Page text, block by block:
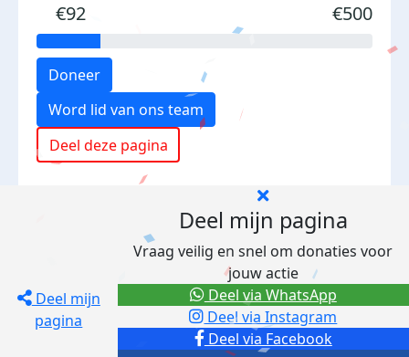
€92 €500
Doneer
Word lid van ons team
Deel deze pagina
Deel mijn
pagina
Deel mijn pagina
Vraag veilig en snel om donaties voor
jouw actie
Deel via Facebook
Deel via Instagram
Deel via WhatsApp